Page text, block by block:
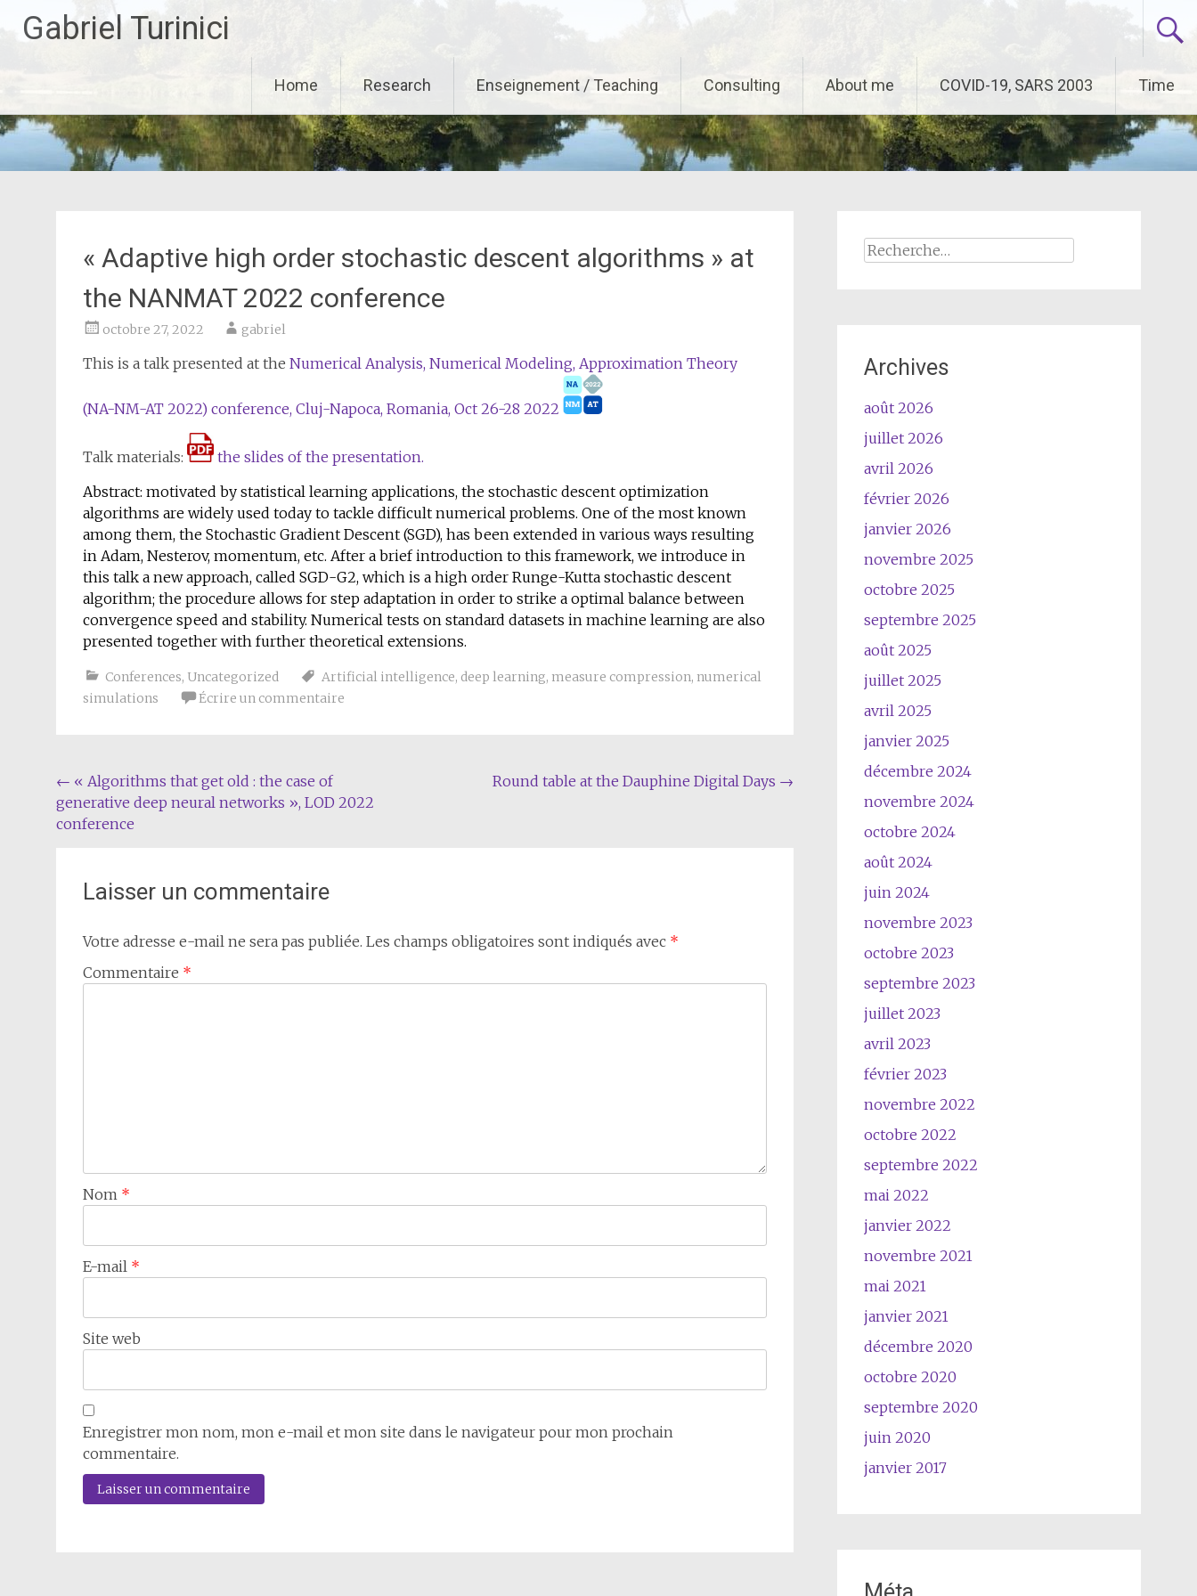
Gabriel Turinici
Home Research Enseignement / Teaching Consulting About me COVID-19, SARS 2003 Time
« Adaptive high order stochastic descent algorithms » at
the NANMAT 2022 conference
octobre 27, 2022 gabriel
This is a talk presented at the Numerical Analysis, Numerical Modeling, Approximation Theory
(NA-NM-AT 2022) conference, Cluj-Napoca, Romania, Oct 26-28 2022
Talk materials:
the slides of the presentation.
Abstract: motivated by statistical learning applications, the stochastic descent optimization
algorithms are widely used today to tackle difficult numerical problems. One of the most known
among them, the Stochastic Gradient Descent (SGD), has been extended in various ways resulting
in Adam, Nesterov, momentum, etc. After a brief introduction to this framework, we introduce in
this talk a new approach, called SGD-G2, which is a high order Runge-Kutta stochastic descent
algorithm; the procedure allows for step adaptation in order to strike a optimal balance between
convergence speed and stability. Numerical tests on standard datasets in machine learning are also
presented together with further theoretical extensions.
Conferences, Uncategorized Artificial intelligence, deep learning, measure compression, numerical
simulations
Écrire un commentaire
Navigation
de
← « Algorithms that get old : the case of
generative deep neural networks », LOD 2022
conference
Round table at the Dauphine Digital Days →
Laisser un commentaire
Votre adresse e-mail ne sera pas publiée. Les champs obligatoires sont indiqués avec *
Commentaire *
Nom *
E-mail *
Site web
Enregistrer mon nom, mon e-mail et mon site dans le navigateur pour mon prochain
commentaire.
Rechercher :
Archives
août 2026
juillet 2026
avril 2026
février 2026
janvier 2026
novembre 2025
octobre 2025
septembre 2025
août 2025
juillet 2025
avril 2025
janvier 2025
décembre 2024
novembre 2024
octobre 2024
août 2024
juin 2024
novembre 2023
octobre 2023
septembre 2023
juillet 2023
avril 2023
février 2023
novembre 2022
octobre 2022
septembre 2022
mai 2022
janvier 2022
novembre 2021
mai 2021
janvier 2021
décembre 2020
octobre 2020
septembre 2020
juin 2020
janvier 2017